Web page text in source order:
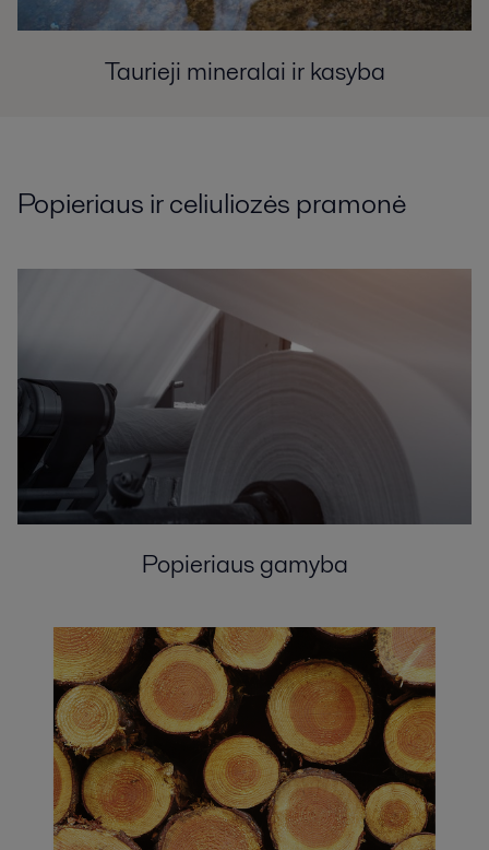
Taurieji mineralai ir kasyba
Popieriaus ir celiuliozės pramonė
Popieriaus gamyba